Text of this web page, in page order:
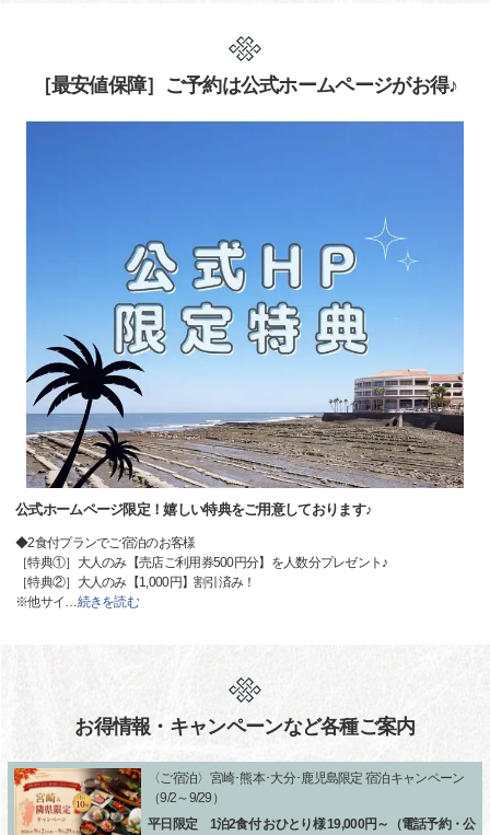
［最安値保障］ご予約は公式ホームページがお得♪
公式ホームページ限定！嬉しい特典をご用意しております♪
◆2食付プランでご宿泊のお客様
［特典①］大人のみ【売店ご利用券500円分】を人数分プレゼント♪
［特典②］大人のみ【1,000円】割引済み！
※他サイ…続きを読む
お得情報・キャンペーンなど各種ご案内
〈ご宿泊〉宮崎･熊本･大分･鹿児島限定 宿泊キャンペーン
（9/2～9/29）
平日限定 1泊2食付 おひとり様 19,000円～（電話予約・公